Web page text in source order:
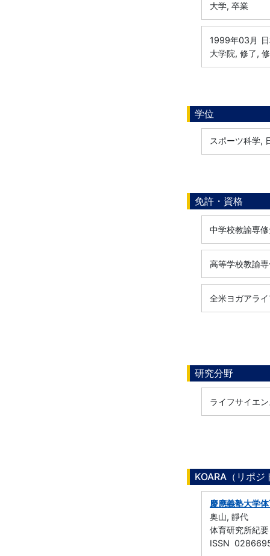
大学, 卒業
1999年03月
大学院, 修了,
学位
スポーツ科学,
免許・資格
中学校教諭専
高等学校教諭
全米ヨガアラ
研究分野
ライフサイエ
KOARA（リポ
慶應義塾大学
奥山, 靜代
体育研究所紀
ISSN